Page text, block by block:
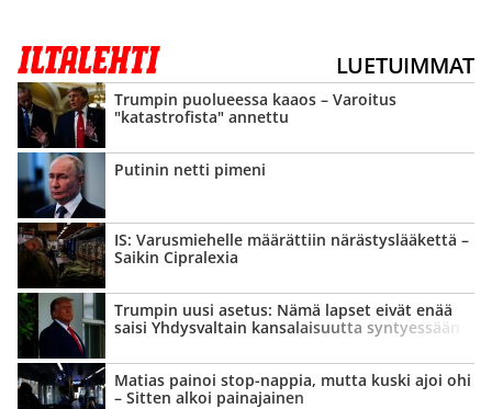
LUETUIMMAT
Trumpin puolueessa kaaos – Varoitus
"katastrofista" annettu
Putinin netti pimeni
IS: Varusmiehelle määrättiin närästys­lääkettä –
Saikin Cipralexia
Trumpin uusi asetus: Nämä lapset eivät enää
saisi Yhdysvaltain kansalaisuutta syntyessään
Matias painoi stop-nappia, mutta kuski ajoi ohi
– Sitten alkoi painajainen